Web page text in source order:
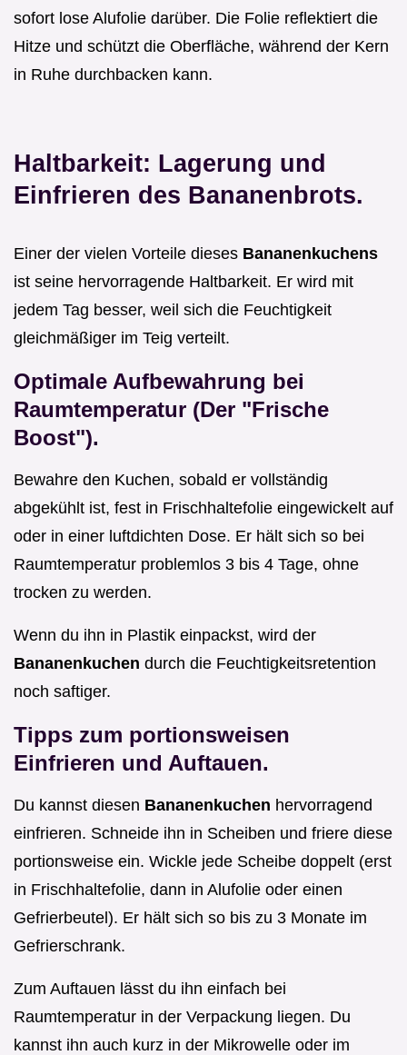
sofort lose Alufolie darüber. Die Folie reflektiert die
Hitze und schützt die Oberfläche, während der Kern
in Ruhe durchbacken kann.
Haltbarkeit: Lagerung und
Einfrieren des Bananenbrots.
Einer der vielen Vorteile dieses Bananenkuchens
ist seine hervorragende Haltbarkeit. Er wird mit
jedem Tag besser, weil sich die Feuchtigkeit
gleichmäßiger im Teig verteilt.
Optimale Aufbewahrung bei
Raumtemperatur (Der "Frische
Boost").
Bewahre den Kuchen, sobald er vollständig
abgekühlt ist, fest in Frischhaltefolie eingewickelt auf
oder in einer luftdichten Dose. Er hält sich so bei
Raumtemperatur problemlos 3 bis 4 Tage, ohne
trocken zu werden.
Wenn du ihn in Plastik einpackst, wird der
Bananenkuchen durch die Feuchtigkeitsretention
noch saftiger.
Tipps zum portionsweisen
Einfrieren und Auftauen.
Du kannst diesen Bananenkuchen hervorragend
einfrieren. Schneide ihn in Scheiben und friere diese
portionsweise ein. Wickle jede Scheibe doppelt (erst
in Frischhaltefolie, dann in Alufolie oder einen
Gefrierbeutel). Er hält sich so bis zu 3 Monate im
Gefrierschrank.
Zum Auftauen lässt du ihn einfach bei
Raumtemperatur in der Verpackung liegen. Du
kannst ihn auch kurz in der Mikrowelle oder im